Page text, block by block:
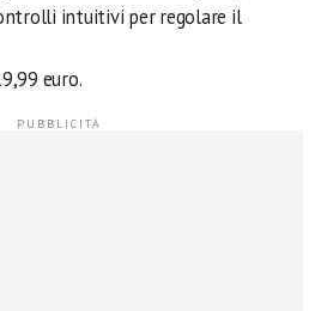
intuitivi per regolare il
euro.